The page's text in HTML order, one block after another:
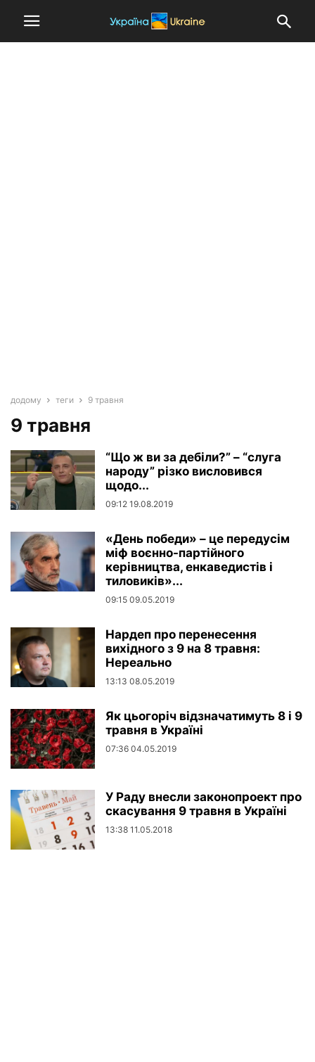
додому теги 9 травня
9 травня
“Що ж ви за дебіли?” – “слуга
народу” різко висловився
щодо...
09:12 19.08.2019
«День победи» – це передусім
міф воєнно-партійного
керівництва, енкаведистів і
тиловиків»...
09:15 09.05.2019
Нардеп про перенесення
вихідного з 9 на 8 травня:
Нереально
13:13 08.05.2019
Як цьогоріч відзначатимуть 8 і 9
травня в Україні
07:36 04.05.2019
У Раду внесли законопроект про
скасування 9 травня в Україні
13:38 11.05.2018